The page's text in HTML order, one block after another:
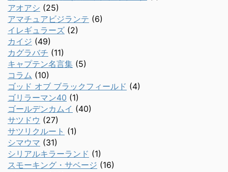
アオアシ (25)
アマチュアビジランテ (6)
イレギュラーズ (2)
カイジ (49)
カグラバチ (11)
キャプテン名言集 (5)
コラム (10)
ゴッド オブ ブラックフィールド (4)
ゴリラーマン40 (1)
ゴールデンカムイ (40)
サツドウ (27)
サツリクルート (1)
シマウマ (31)
シリアルキラーランド (1)
スモーキング・サベージ (16)